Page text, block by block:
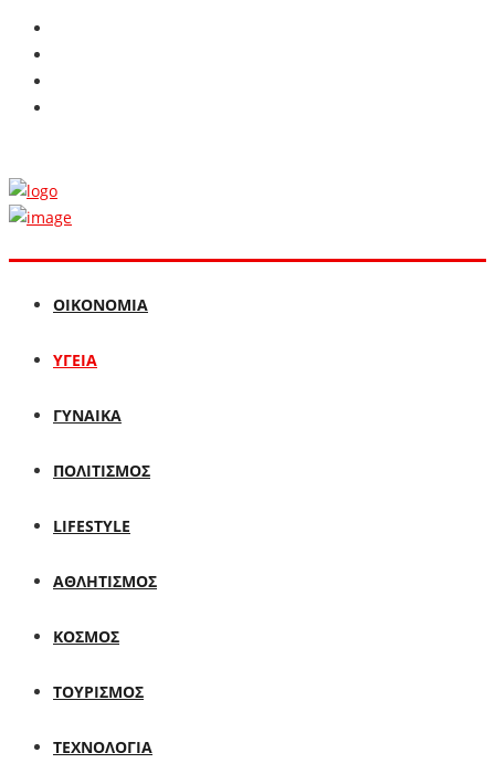
ΟΙΚΟΝΟΜΙΑ
ΥΓΕΙΑ
ΓΥΝΑΙΚΑ
ΠΟΛΙΤΙΣΜΟΣ
LIFESTYLE
ΑΘΛΗΤΙΣΜΟΣ
ΚΟΣΜΟΣ
ΤΟΥΡΙΣΜΟΣ
ΤΕΧΝΟΛΟΓΙΑ